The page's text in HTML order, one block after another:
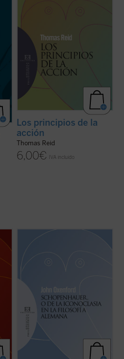
Los principios de la
acción
Thomas Reid
6,00€ IVA incluido